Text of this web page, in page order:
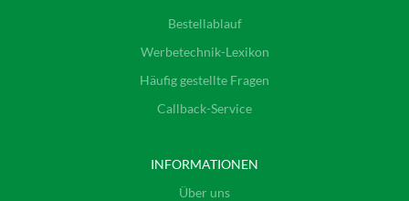
Bestellablauf
Werbetechnik-Lexikon
Häufig gestellte Fragen
Callback-Service
INFORMATIONEN
Über uns